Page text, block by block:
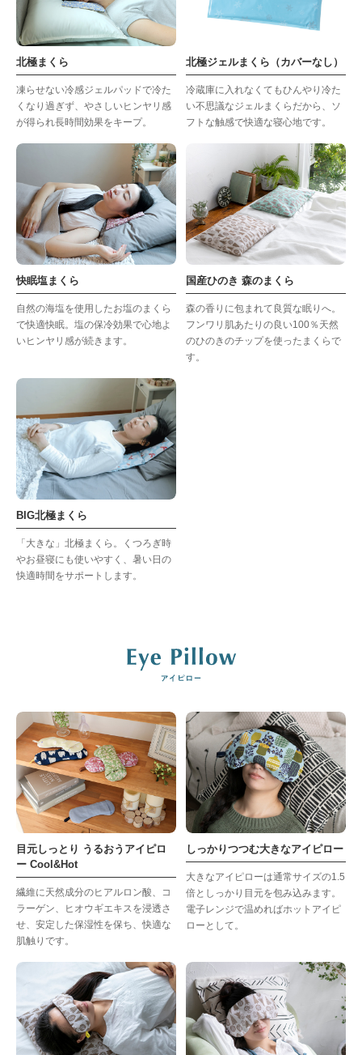
北極まくら
凍らせない冷感ジェルパッドで冷た
くなり過ぎず、やさしいヒンヤリ感
が得られ長時間効果をキープ。
北極ジェルまくら（カバーなし）
冷蔵庫に入れなくてもひんやり冷た
い不思議なジェルまくらだから、ソ
フトな触感で快適な寝心地です。
快眠塩まくら
自然の海塩を使用したお塩のまくら
で快適快眠。塩の保冷効果で心地よ
いヒンヤリ感が続きます。
国産ひのき 森のまくら
森の香りに包まれて良質な眠りへ。
フンワリ肌あたりの良い100％天然
のひのきのチップを使ったまくらで
す。
BIG北極まくら
「大きな」北極まくら。くつろぎ時
やお昼寝にも使いやすく、暑い日の
快適時間をサポートします。
目元しっとり うるおうアイピロ
ー Cool&Hot
繊維に天然成分のヒアルロン酸、コ
ラーゲン、ヒオウギエキスを浸透さ
せ、安定した保湿性を保ち、快適な
肌触りです。
しっかりつつむ大きなアイピロー
大きなアイピローは通常サイズの1.5
倍としっかり目元を包み込みます。
電子レンジで温めればホットアイピ
ローとして。